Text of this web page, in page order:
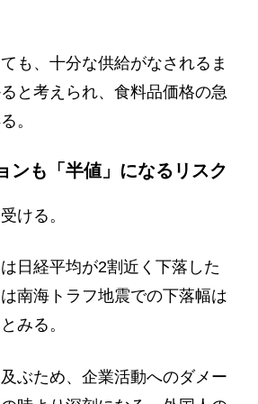
も、十分な供給がなされるま
と考えられ、食料品価格の急
。
ンも「半値」になるリスク
ける。
日経平均が2割近く下落した
南海トラフ地震での下落幅は
みる。
及ぶため、企業活動へのダメー